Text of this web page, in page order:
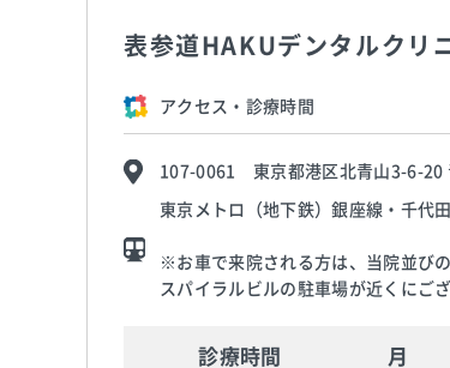
表参道HAKUデンタルクリ
アクセス・診療時間
107-0061 東京都港区北青山3-6-20
東京メトロ（地下鉄）銀座線・千代
※お車で来院される方は、当院並び
スパイラルビルの駐車場が近くにご
診療時間 月